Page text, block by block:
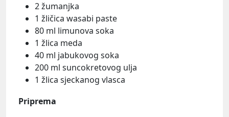
2 žumanjka
1 žličica wasabi paste
80 ml limunova soka
1 žlica meda
40 ml jabukovog soka
200 ml suncokretovog ulja
1 žlica sjeckanog vlasca
Priprema